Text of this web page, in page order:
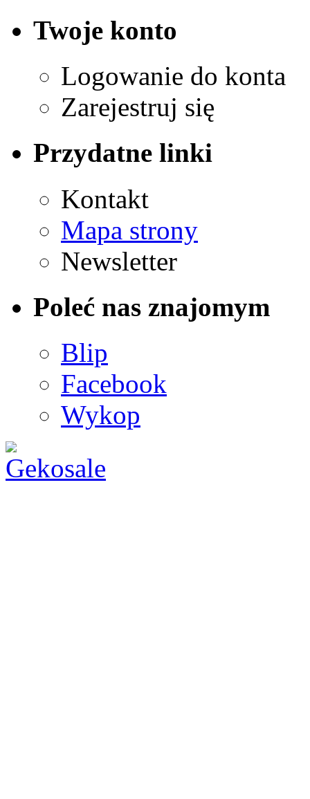
Twoje konto
Logowanie do konta
Zarejestruj się
Przydatne linki
Kontakt
Mapa strony
Newsletter
Poleć nas znajomym
Blip
Facebook
Wykop